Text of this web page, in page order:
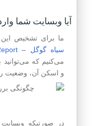
آیا وبسایت شما
ما برای تشخیص این
سیاه گوگل – Transparency Report
می‌کنیم که می‌توانید
و اسکن آن، وضعیت
در صورتیکه